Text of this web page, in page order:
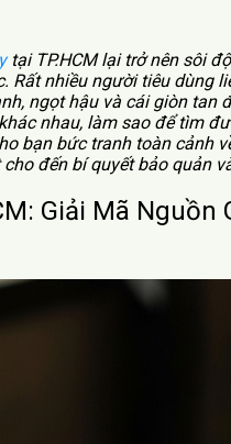
tại TP.HCM lại trở nên sôi
Rất nhiều người tiêu dùng
ngọt hậu và cái giòn
nhau, làm sao để tìm
bạn bức tranh toàn cảnh
đến bí quyết bảo quản
Giải Mã